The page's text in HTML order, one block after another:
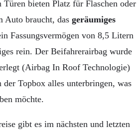
Türen bieten Platz für Flaschen oder
Auto braucht, das geräumiges
Fassungsvermögen von 8,5 Litern
rein. Der Beifahrerairbag wurde
(Airbag In Roof Technologie)
Topbox alles unterbringen, was
möchte.
gibt es im nächsten und letzten